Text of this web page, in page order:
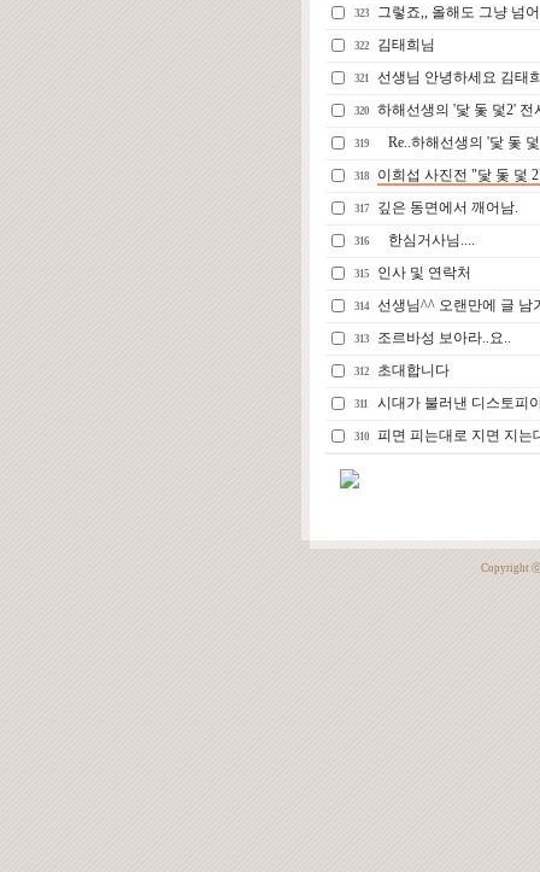
323 그렇죠,, 올해도 그냥 넘
322 김태희님
321 선생님 안녕하세요 김태
320 하해선생의 '닻 돛 덫2' 전
319 Re..하해선생의 '닻 돛
318 이희섭 사진전 "닻 돛 덫
317 깊은 동면에서 깨어남.
316 한심거사님....
315 인사 및 연락처
314 선생님^^ 오랜만에 글 남
313 조르바성 보아라..요..
312 초대합니다
311 시대가 불러낸 디스토피
310 피면 피는대로 지면 지는
Copyright